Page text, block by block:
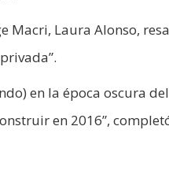
Macri, Laura Alonso,
en la época oscura del
en 2016”,